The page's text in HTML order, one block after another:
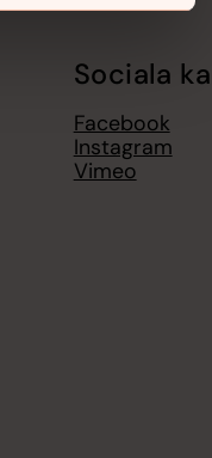
Sociala
Facebook
Instagram
Vimeo